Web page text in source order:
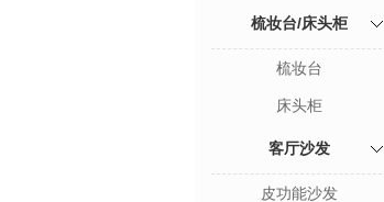
梳妆台/床头柜
梳妆台
床头柜
客厅沙发
皮功能沙发